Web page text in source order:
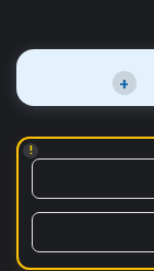
+
!